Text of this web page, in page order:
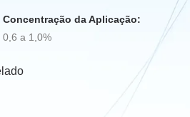
Concentração da Aplicação:
0,6 a 1,0%